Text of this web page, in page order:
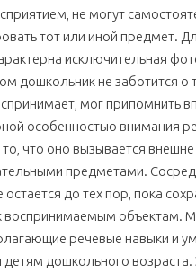
не могут
тот или иной предмет.
исключительная
дошкольник не заботится о
мог припомнить
особенностью внимания
то, что оно вызывается внешне
предметами.
остается до тех пор, пока
воспринимаемым объектам.
речевые навыки и
детям дошкольного возраста.